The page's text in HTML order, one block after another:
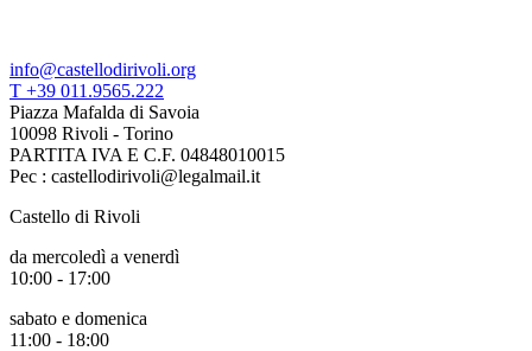
info@castellodirivoli.org
T +39 011.9565.222
Piazza Mafalda di Savoia
10098 Rivoli - Torino
PARTITA IVA E C.F. 04848010015
Pec : castellodirivoli@legalmail.it
Castello di Rivoli
da mercoledì a venerdì
10:00 - 17:00
sabato e domenica
11:00 - 18:00